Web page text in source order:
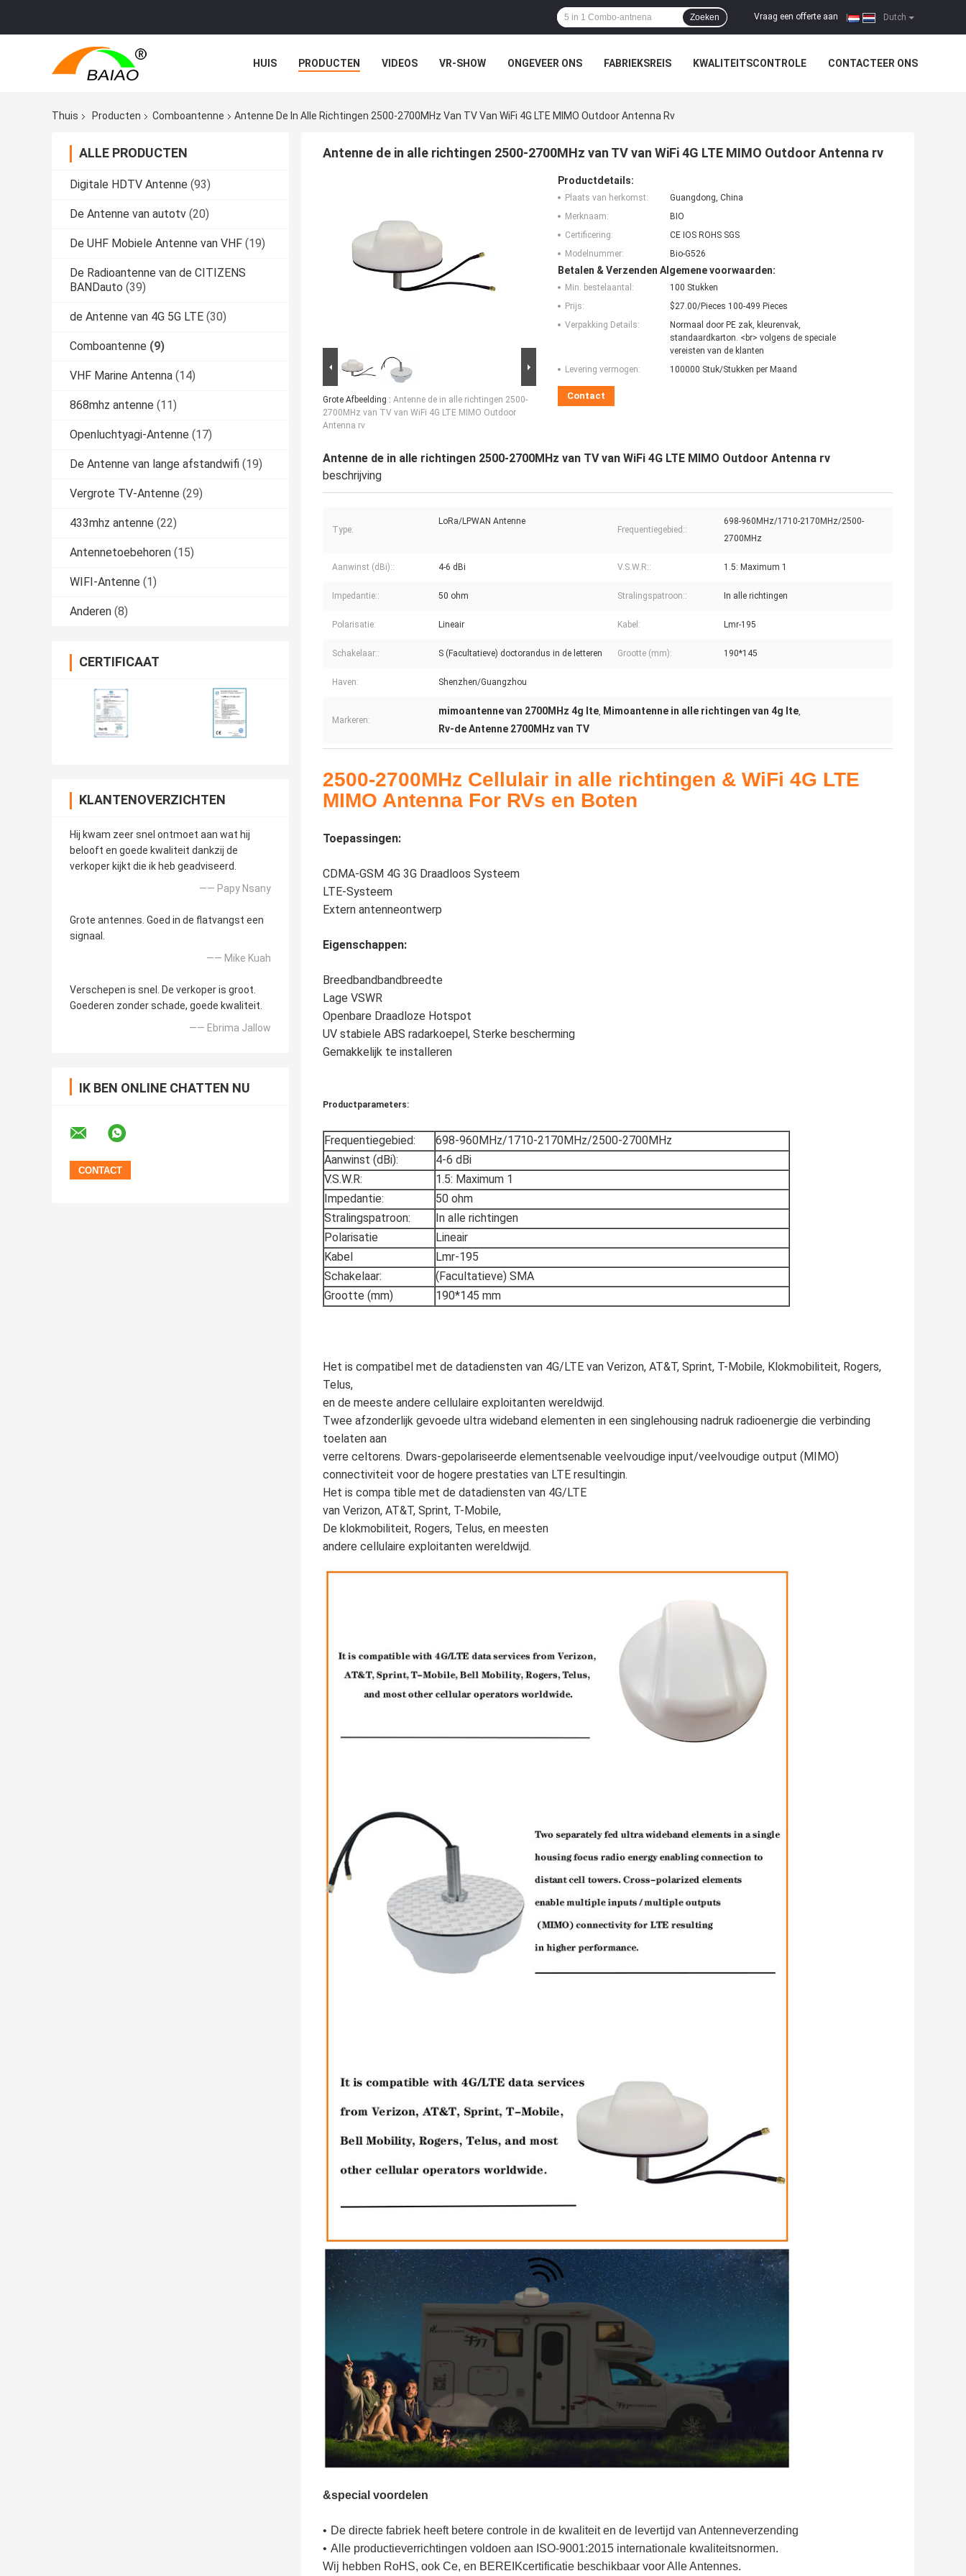
Dutch
Vraag een offerte aan
Zoeken
HUIS PRODUCTEN VIDEOS VR-SHOW ONGEVEER ONS FABRIEKSREIS KWALITEITSCONTROLE CONTACTEER ONS
Thuis
Producten Comboantenne Antenne De In Alle Richtingen 2500-2700MHz Van TV Van WiFi 4G LTE MIMO Outdoor Antenna Rv
ALLE PRODUCTEN
Digitale HDTV Antenne (93)
De Antenne van autotv (20)
De UHF Mobiele Antenne van VHF (19)
De Radioantenne van de CITIZENS
BANDauto (39)
de Antenne van 4G 5G LTE (30)
Comboantenne (9)
VHF Marine Antenna (14)
868mhz antenne (11)
Openluchtyagi-Antenne (17)
De Antenne van lange afstandwifi (19)
Vergrote TV-Antenne (29)
433mhz antenne (22)
Antennetoebehoren (15)
WIFI-Antenne (1)
Anderen (8)
CERTIFICAAT
KLANTENOVERZICHTEN
Hij kwam zeer snel ontmoet aan wat hij
belooft en goede kwaliteit dankzij de
verkoper kijkt die ik heb geadviseerd.
—— Papy Nsany
Grote antennes. Goed in de flatvangst een
signaal.
—— Mike Kuah
Verschepen is snel. De verkoper is groot.
Goederen zonder schade, goede kwaliteit.
—— Ebrima Jallow
IK BEN ONLINE CHATTEN NU
Antenne de in alle richtingen 2500-2700MHz van TV van WiFi 4G LTE MIMO Outdoor Antenna rv
Grote Afbeelding : Antenne de in alle richtingen 2500-
2700MHz van TV van WiFi 4G LTE MIMO Outdoor
Antenna rv
Productdetails:
Plaats van herkomst:
Guangdong, China
Merknaam:
BIO
Certificering:
CE IOS ROHS SGS
Modelnummer:
Bio-G526
Betalen & Verzenden Algemene voorwaarden:
Min. bestelaantal:
100 Stukken
Prijs:
$27.00/Pieces 100-499 Pieces
Verpakking Details:
Normaal door PE zak, kleurenvak,
standaardkarton. <br> volgens de speciale
vereisten van de klanten
Levering vermogen:
100000 Stuk/Stukken per Maand
Contact
Antenne de in alle richtingen 2500-2700MHz van TV van WiFi 4G LTE MIMO Outdoor Antenna rv
beschrijving
Type:
LoRa/LPWAN Antenne
Frequentiegebied::
698-960MHz/1710-2170MHz/2500-
2700MHz
Aanwinst (dBi):: 4-6 dBi V.S.W.R:: 1.5: Maximum 1
Impedantie:: 50 ohm Stralingspatroon:: In alle richtingen
Polarisatie: Lineair Kabel: Lmr-195
Schakelaar:: S (Facultatieve) doctorandus in de letteren Grootte (mm): 190*145
Haven: Shenzhen/Guangzhou
Markeren:
mimoantenne van 2700MHz 4g lte, Mimoantenne in alle richtingen van 4g lte,
Rv-de Antenne 2700MHz van TV
2500-2700MHz Cellulair in alle richtingen & WiFi 4G LTE
MIMO Antenna For RVs en Boten
Toepassingen:
CDMA-GSM 4G 3G Draadloos Systeem
LTE-Systeem
Extern antenneontwerp
Eigenschappen:
Breedbandbandbreedte
Lage VSWR
Openbare Draadloze Hotspot
UV stabiele ABS radarkoepel, Sterke bescherming
Gemakkelijk te installeren
Productparameters:
Frequentiegebied:
698-960MHz/1710-2170MHz/2500-2700MHz
Aanwinst (dBi):
4-6 dBi
V.S.W.R:
1.5: Maximum 1
Impedantie:
50 ohm
Stralingspatroon:
In alle richtingen
Polarisatie
Lineair
Kabel
Lmr-195
Schakelaar:
(Facultatieve) SMA
Grootte (mm)
190*145 mm
Het is compatibel met de datadiensten van 4G/LTE van Verizon, AT&T, Sprint, T-Mobile, Klokmobiliteit, Rogers,
Telus,
en de meeste andere cellulaire exploitanten wereldwijd.
Twee afzonderlijk gevoede ultra wideband elementen in een singlehousing nadruk radioenergie die verbinding
toelaten aan
verre celtorens. Dwars-gepolariseerde elementsenable veelvoudige input/veelvoudige output (MIMO)
connectiviteit voor de hogere prestaties van LTE resultingin.
Het is compa tible met de datadiensten van 4G/LTE
van Verizon, AT&T, Sprint, T-Mobile,
De klokmobiliteit, Rogers, Telus, en meesten
andere cellulaire exploitanten wereldwijd.
&special voordelen
• De directe fabriek heeft betere controle in de kwaliteit en de levertijd van Antenneverzending
• Alle productieverrichtingen voldoen aan ISO-9001:2015 internationale kwaliteitsnormen.
Wij hebben RoHS, ook Ce, en BEREIKcertificatie beschikbaar voor Alle Antennes.